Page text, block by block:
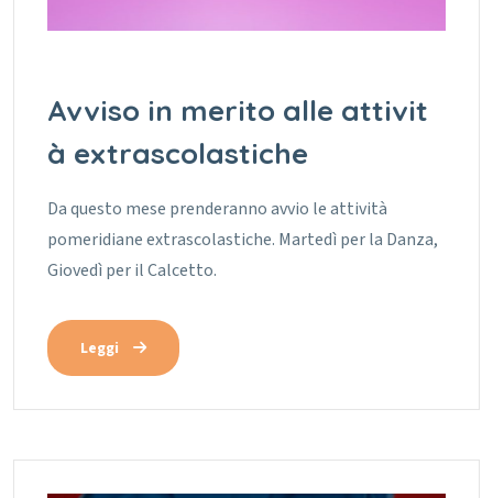
Avviso in merito alle attivit
à extrascolastiche
Da questo mese prenderanno avvio le attività
pomeridiane extrascolastiche. Martedì per la Danza,
Giovedì per il Calcetto.
Leggi